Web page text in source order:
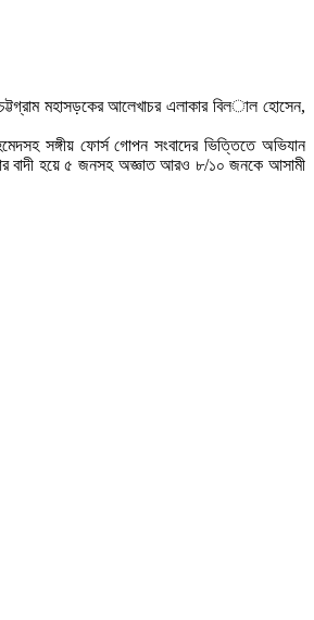
মহাসড়কের আলেখাচর এলাকার বিল­াল হোসেন,
সঙ্গীয় ফোর্স গোপন সংবাদের ভিত্তিতে অভিযান
বাদী হয়ে ৫ জনসহ অজ্ঞাত আরও ৮/১০ জনকে আসামী